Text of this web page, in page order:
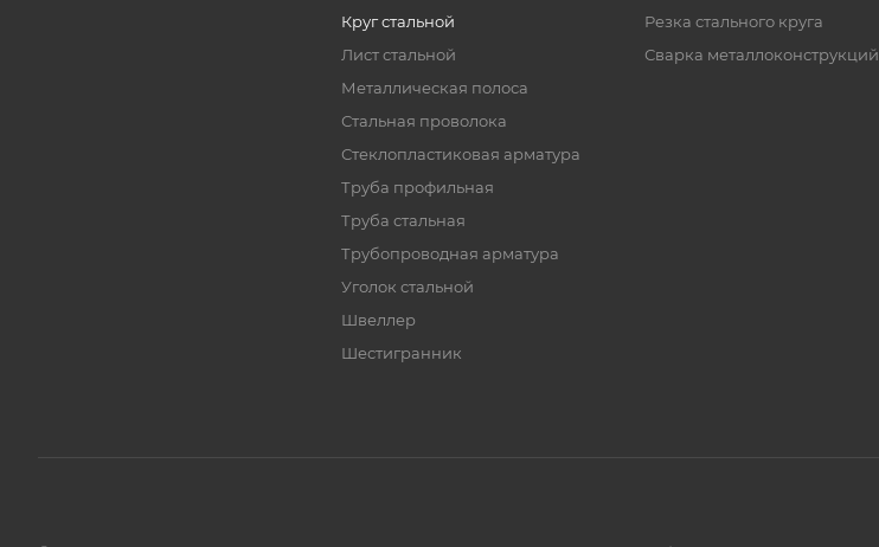
Круг стальной
Лист стальной
Металлическая полоса
Стальная проволока
Стеклопластиковая арматура
Труба профильная
Труба стальная
Трубопроводная арматура
Уголок стальной
Швеллер
Шестигранник
Резка стального круга
Сварка металлоконструкций